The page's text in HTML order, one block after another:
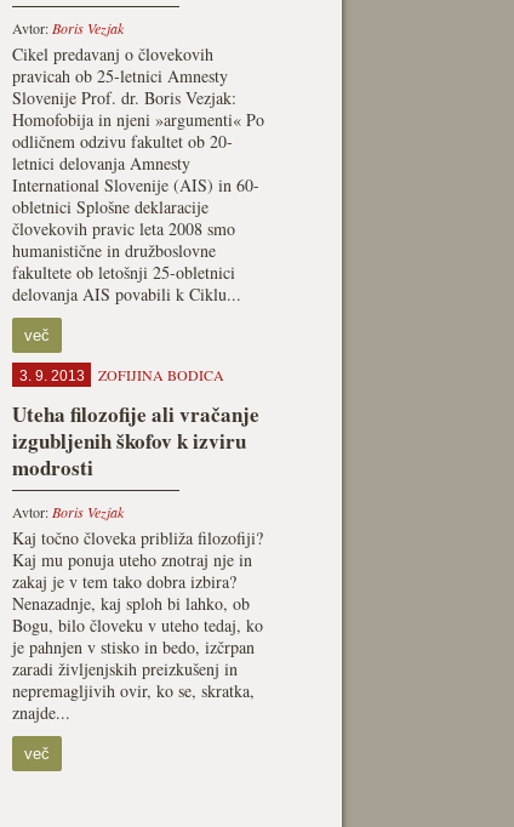
Avtor: Boris Vezjak
Cikel predavanj o človekovih
pravicah ob 25-letnici Amnesty
Slovenije Prof. dr. Boris Vezjak:
Homofobija in njeni »argumenti« Po
odličnem odzivu fakultet ob 20-
letnici delovanja Amnesty
International Slovenije (AIS) in 60-
obletnici Splošne deklaracije
človekovih pravic leta 2008 smo
humanistične in družboslovne
fakultete ob letošnji 25-obletnici
delovanja AIS povabili k Ciklu...
več
3. 9. 2013 ZOFIJINA BODICA
Uteha filozofije ali vračanje
izgubljenih škofov k izviru
modrosti
Avtor: Boris Vezjak
Kaj točno človeka približa filozofiji?
Kaj mu ponuja uteho znotraj nje in
zakaj je v tem tako dobra izbira?
Nenazadnje, kaj sploh bi lahko, ob
Bogu, bilo človeku v uteho tedaj, ko
je pahnjen v stisko in bedo, izčrpan
zaradi življenjskih preizkušenj in
nepremagljivih ovir, ko se, skratka,
znajde...
več